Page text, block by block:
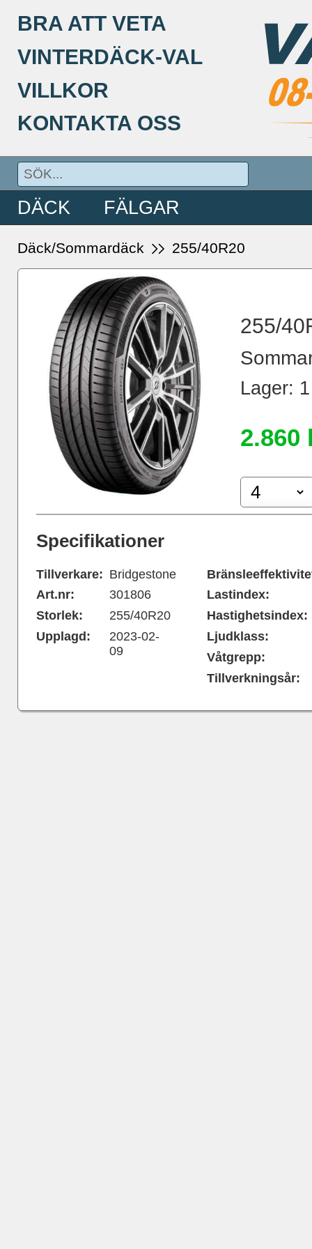
BRA ATT VETA
VINTERDÄCK-VAL
VILLKOR
KONTAKTA OSS
DÄCK FÄLGAR
Däck/Sommardäck 255/40R20
255/
Lager:
2.860
Specifikationer
Tillverkare:
Art.nr:
Storlek:
Upplagd:
Bridgestone
301806
255/40R20
2023-02-
09
Lastindex:
Hastighetsindex:
Ljudklass:
Våtgrepp:
Tillverkningsår: